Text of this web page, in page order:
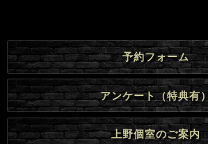
予約フォーム
アンケート（特典有）
上野個室のご案内